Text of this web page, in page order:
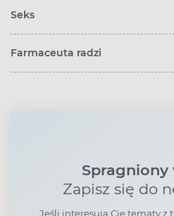
Seks
Farmaceuta radzi
Spragniony
Zapisz się do
Jeśli interesują Cię tematy z